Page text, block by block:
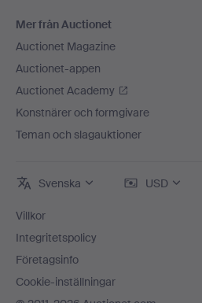
Mer från Auctionet
Auctionet Magazine
Auctionet-appen
Auctionet Academy
Konstnärer och formgivare
Teman och slagauktioner
Svenska USD
Villkor
Integritetspolicy
Företagsinfo
Cookie-inställningar